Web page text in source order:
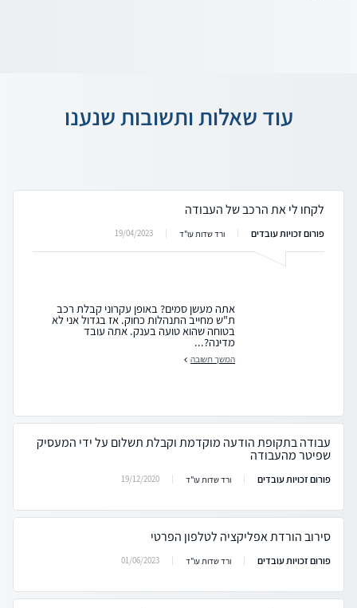
עוד שאלות ותשובות שנענו
לקחו לי את הרכב של העבודה
פורום זכויות עובדים ורד שדות עו"ד 19/04/2023
אתה מעשן סמים? באופן עקרוני קבלת רכב
ת"ש מחייב התנהלות כחוק. אז בגדול אני לא
בטוחה שהוא טועה בענק. אתה עובד
מדינה?...
המשך תשובה
עבודה בתקופת הודעה מוקדמת וקבלת תשלום על ידי המעסיק
שפיטר מהעבודה
פורום זכויות עובדים ורד שדות עו"ד 19/12/2020
סירוב הורדת אפליקציה לטלפון הפרטי
פורום זכויות עובדים ורד שדות עו"ד 01/06/2023